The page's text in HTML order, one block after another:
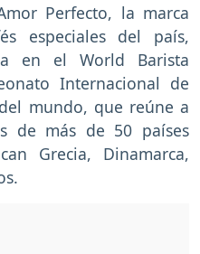
Perfecto, la marca
especiales del país,
en el World Barista
Internacional de
mundo, que reúne a
de más de 50 países
Grecia, Dinamarca,